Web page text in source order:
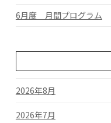
6月度 月間プログラム
2026年8月
2026年7月